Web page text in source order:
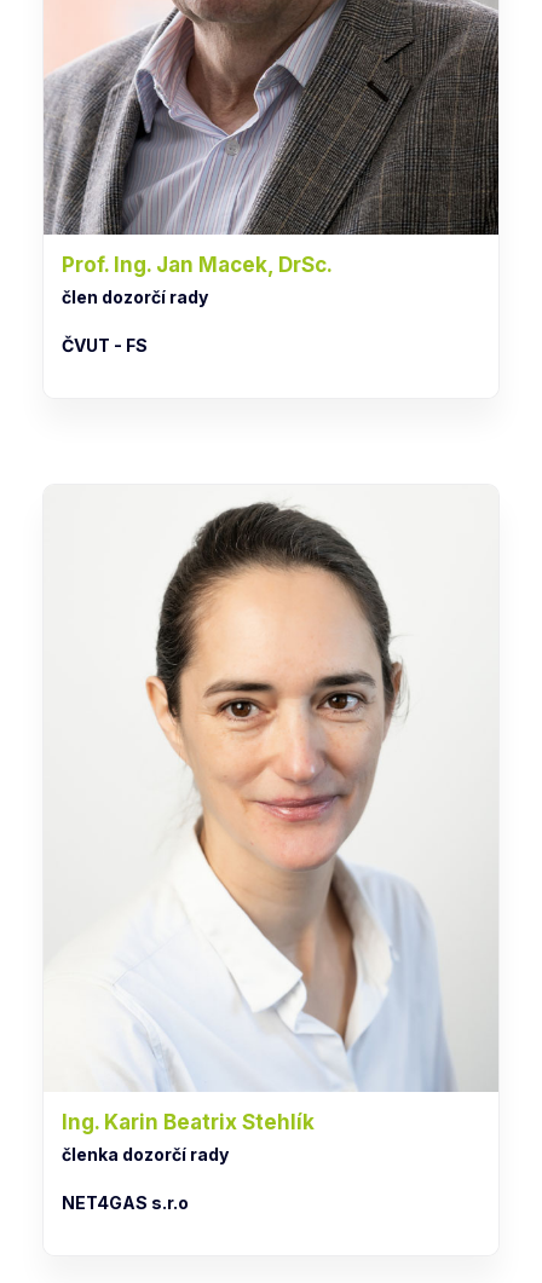
Prof. Ing. Jan Macek, DrSc.
člen dozorčí rady
ČVUT - FS
Ing. Karin Beatrix Stehlík
členka dozorčí rady
NET4GAS s.r.o